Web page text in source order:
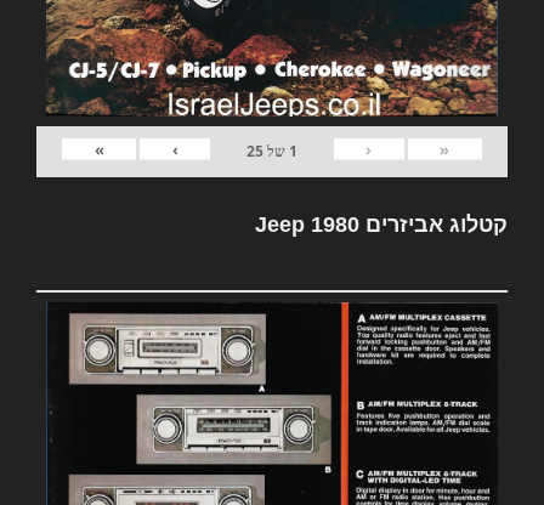
«
‹
1 של25
›
»
קטלוג אביזרים Jeep 1980